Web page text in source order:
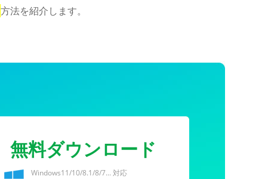
方法を紹介します。
無料ダウンロード
Windows11/10/8.1/8/7... 対応